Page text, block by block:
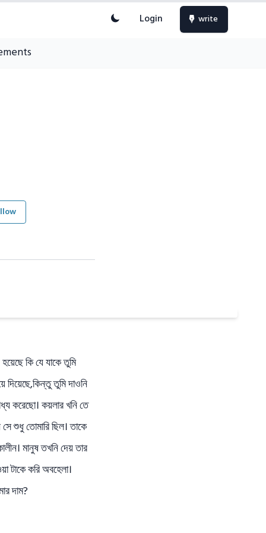
Login write
কি যে যাকে তুমি
তুমি দাওনি
করেছো। কয়লার খনি তে
শুধু তোমারি ছিল। তাকে
মানুষ তখনি দেয় তার
টাকে করি অবহেলা।
দাম?